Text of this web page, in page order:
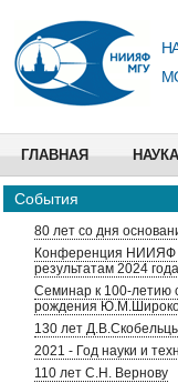
ГЛАВНАЯ НАУКА
События
80 лет со дня
Конференция
результатам 2024 года
Семинар к 100-летию
рождения
130 лет
2021 - Год науки и
110 лет С.Н. Вернову